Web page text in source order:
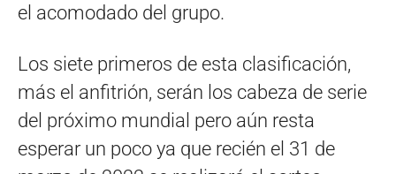
el acomodado del grupo.
Los siete primeros de esta clasificación,
más el anfitrión, serán los cabeza de serie
del próximo mundial pero aún resta
esperar un poco ya que recién el 31 de